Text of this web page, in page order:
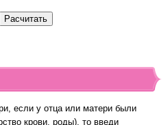
если у отца или матери были
крови, роды), то введи